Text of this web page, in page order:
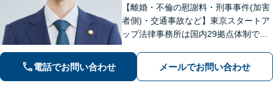
【離婚・不倫の慰謝料・刑事事件(加害
者側)・交通事故など】東京スタートア
ップ法律事務所は国内29拠点体制で全
対応(法律相談は完全予約制)】各分野で
専門性の高い弁護士が寄り添い解決を
電話でお問い合わせ メールでお問い合わせ